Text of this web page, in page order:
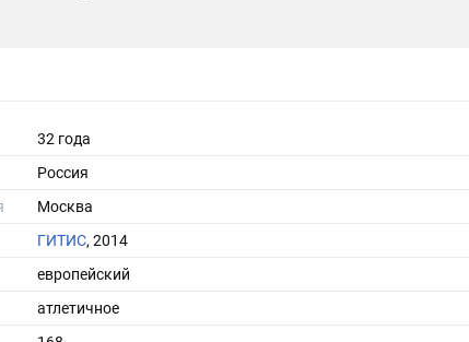
32 года
Россия
Москва
ГИТИС, 2014
европейский
атлетичное